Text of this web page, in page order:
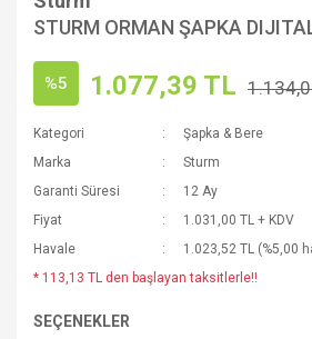
STURM ORMAN ŞAPKA
%5 1.077,39 TL
Kategori
Şapka & Bere
Marka
Sturm
Garanti Süresi
12 Ay
Fiyat
1.031,00 TL + KDV
Havale
1.023,52 TL (%5,00
* 113,13 TL den başlayan taksitlerle!!
SEÇENEKLER